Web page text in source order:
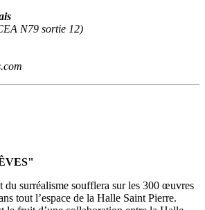
N79 sortie 12)
du surréalisme soufflera sur les 300 œuvres
tout l’espace de la Halle Saint Pierre.